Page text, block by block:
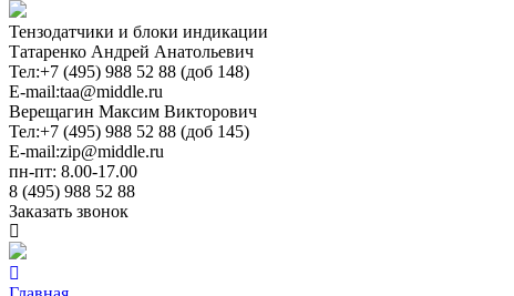
Тензодатчики и блоки индикации
Татаренко Андрей Анатольевич
Тел:+7 (495) 988 52 88 (доб 148)
E-mail:taa@middle.ru
Верещагин Максим Викторович
Тел:+7 (495) 988 52 88 (доб 145)
E-mail:zip@middle.ru
пн-пт: 8.00-17.00
8 (495) 988 52 88
Заказать звонок